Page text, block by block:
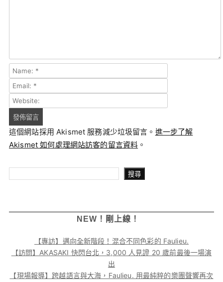
這個網站採用 Akismet 服務減少垃圾留言。 進一步了解
Akismet 如何處理網站訪客的留言資料 。
搜尋
NEW！剛上線！
【專訪】邁向全新階段！混合不同色彩的 Faulieu.
【訪問】AKASAKI 快閃台北，3,000 人見證 20 歲前最後一場演
出
【現場報導】跨越語言與大海，Faulieu. 用最純粹的樂團聲響再次